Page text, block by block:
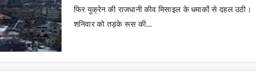
फिर युक्रेन की राजधानी कीव मिसाइल के धमाकों से दहल उठी।
शनिवार को तड़के रूस की…